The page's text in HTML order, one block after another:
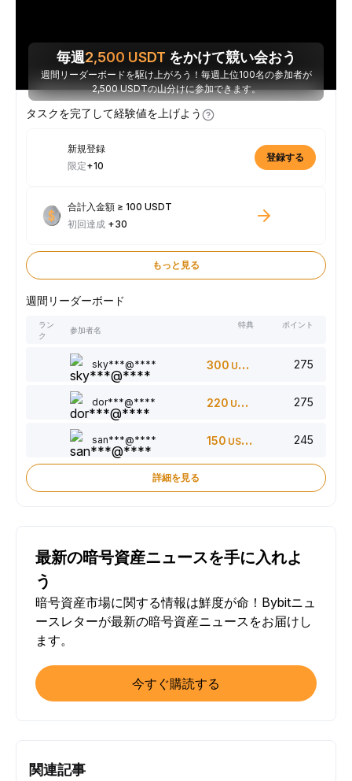
毎週2,500 USDT をかけて競い会おう
週間リーダーボードを駆け上がろう！毎週上位100名の参加者が
2,500 USDTの山分けに参加できます。
タスクを完了して経験値を上げよう
新規登録
限定+10
登録する
合計入金額 ≥ 100 USDT
初回達成 +30
もっと見る
週間リーダーボード
ラン
ク
参加者名
特典 ポイント
sky***@**** 300 USDT 275
dor***@**** 220 USDT 275
san***@**** 150 USDT 245
詳細を見る
最新の暗号資産ニュースを手に入れよ
う
暗号資産市場に関する情報は鮮度が命！Bybitニュ
ースレターが最新の暗号資産ニュースをお届けし
ます。
今すぐ購読する
関連記事